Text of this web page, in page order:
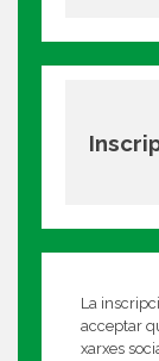
La
acceptar
xarxes